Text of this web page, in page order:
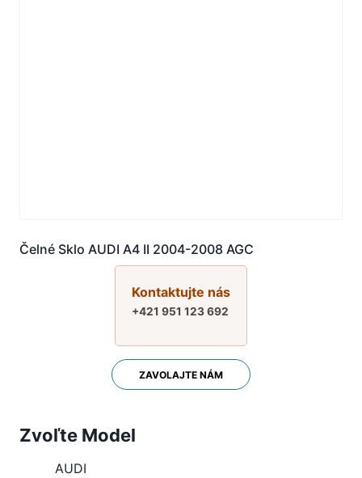
Čelné Sklo AUDI A4 II 2004-2008 AGC
Kontaktujte nás
+421 951 123 692
ZAVOLAJTE NÁM
Zvoľte Model
AUDI